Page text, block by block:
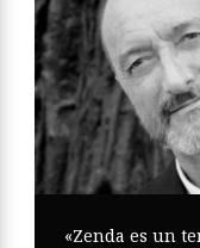
«Zenda es un